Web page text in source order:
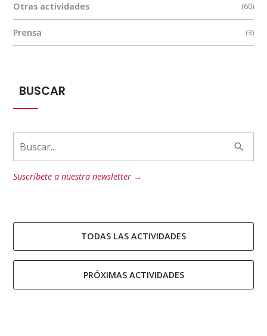
Otras actividades (60)
Prensa (3)
BUSCAR
Suscríbete a nuestra newsletter →
TODAS LAS ACTIVIDADES
PRÓXIMAS ACTIVIDADES